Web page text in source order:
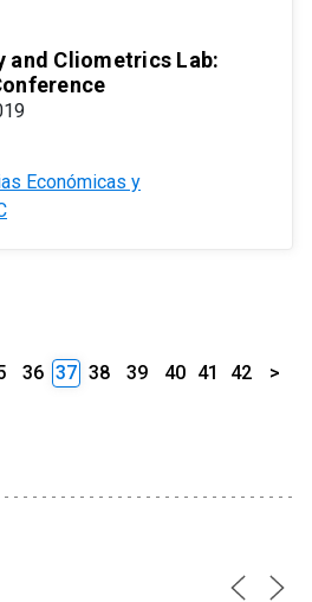
and Cliometrics Lab:
Económicas y
36 37 38 39 40 41 42 >